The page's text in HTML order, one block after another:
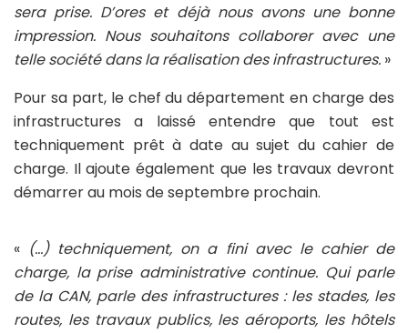
sera prise. D’ores et déjà nous avons une bonne
impression. Nous souhaitons collaborer avec une
telle société dans la réalisation des infrastructures. »
Pour sa part, le chef du département en charge des
infrastructures a laissé entendre que tout est
techniquement prêt à date au sujet du cahier de
charge. Il ajoute également que les travaux devront
démarrer au mois de septembre prochain.
« (…) techniquement, on a fini avec le cahier de
charge, la prise administrative continue. Qui parle
de la CAN, parle des infrastructures : les stades, les
routes, les travaux publics, les aéroports, les hôtels